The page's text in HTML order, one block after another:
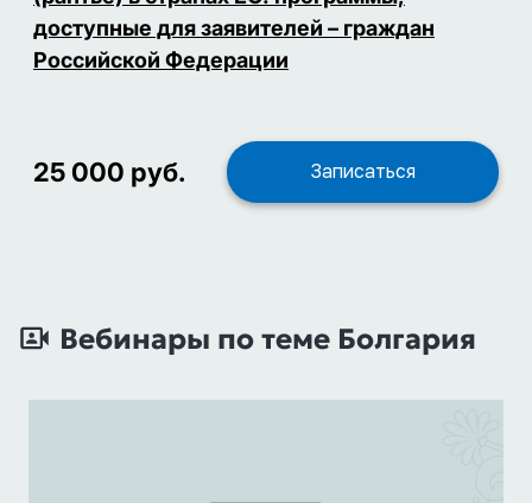
доступные для заявителей – граждан
Российской Федерации
25 000 руб. Записаться
Вебинары по теме Болгария